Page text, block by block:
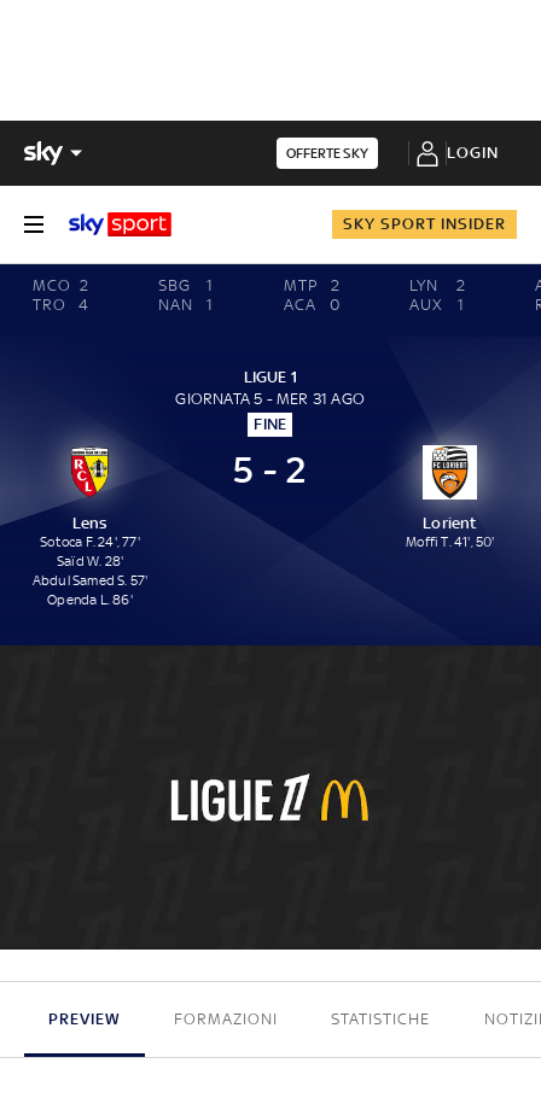
OFFERTE SKY LOGIN
SKY SPORT INSIDER
MCO 2
TRO
4
SBG
1
NAN
1
MTP
2
ACA
0
LYN
2
AUX
1
LIGUE 1
GIORNATA 5 - MER 31 AGO
FINE
Lens
Sotoca F. 24', 77'
Saïd W. 28'
Abdul Samed S. 57'
Openda L. 86'
5 - 2
Lorient
Moffi T. 41', 50'
5 - 2
PREVIEW FORMAZIONI STATISTICHE